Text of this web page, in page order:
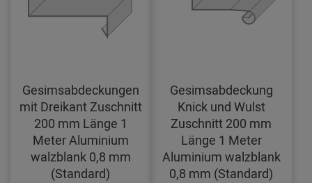
Gesimsabdeckungen
mit Dreikant Zuschnitt
200 mm Länge 1
Meter Aluminium
walzblank 0,8 mm
(Standard)
Gesimsabdeckung
Knick und Wulst
Zuschnitt 200 mm
Länge 1 Meter
Aluminium walzblank
0,8 mm (Standard)